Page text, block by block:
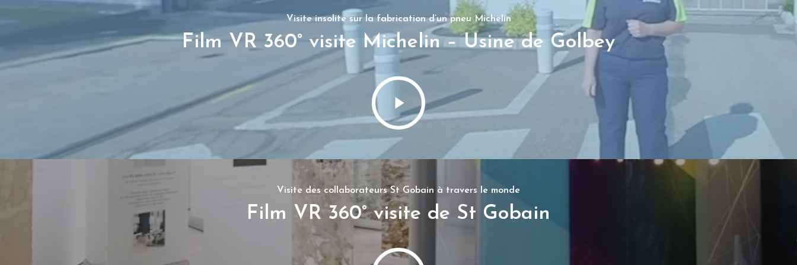
Visite insolite sur la fabrication d’un pneu Michelin
Film VR 360° visite Michelin – Usine de Golbey
Visite des collaborateurs St Gobain à travers le monde
Film VR 360° visite de St Gobain